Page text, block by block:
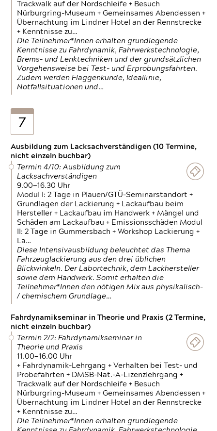
Trackwalk auf der Nordschleife + Besuch
Nürburgring-Museum + Gemeinsames Abendessen +
Übernachtung im Lindner Hotel an der Rennstrecke
+ Kenntnisse zu…
Die Teilnehmer*Innen erhalten grundlegende
Kenntnisse zu Fahrdynamik, Fahrwerkstechnologie,
Brems- und Lenktechniken und der grundsätzlichen
Vorgehensweise bei Test- und Erprobungsfahrten.
Zudem werden Flaggenkunde, Ideallinie,
Notfallsituationen und…
7
Ausbildung zum Lacksachverständigen (10 Termine,
nicht einzeln buchbar)
Termin 4/10: Ausbildung zum
Lacksachverständigen
9.00—16.30 Uhr
Modul I: 2 Tage in Plauen/GTÜ-Seminarstandort +
Grundlagen der Lackierung + Lackaufbau beim
Hersteller + Lackaufbau im Handwerk + Mängel und
Schäden am Lackaufbau + Emissionsschäden Modul
II: 2 Tage in Gummersbach + Workshop Lackierung +
La…
Diese Intensivausbildung beleuchtet das Thema
Fahrzeuglackierung aus den drei üblichen
Blickwinkeln. Der Labortechnik, dem Lackhersteller
sowie dem Handwerk. Somit erhalten die
Teilnehmer*Innen den nötigen Mix aus physikalisch-
/ chemischem Grundlage…
Fahrdynamikseminar in Theorie und Praxis (2 Termine,
nicht einzeln buchbar)
Termin 2/2: Fahrdynamikseminar in
Theorie und Praxis
11.00—16.00 Uhr
+ Fahrdynamik-Lehrgang + Verhalten bei Test- und
Probefahrten + DMSB-Nat.-A-Lizenzlehrgang +
Trackwalk auf der Nordschleife + Besuch
Nürburgring-Museum + Gemeinsames Abendessen +
Übernachtung im Lindner Hotel an der Rennstrecke
+ Kenntnisse zu…
Die Teilnehmer*Innen erhalten grundlegende